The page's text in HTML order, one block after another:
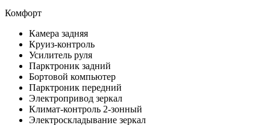
Комфорт
Камера задняя
Круиз-контроль
Усилитель руля
Парктроник задний
Бортовой компьютер
Парктроник передний
Электропривод зеркал
Климат-контроль 2-зонный
Электроскладывание зеркал